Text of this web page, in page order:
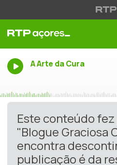
A Arte da Cura
Este conteúdo
"Blogue Graciosa
encontra
publicação é da